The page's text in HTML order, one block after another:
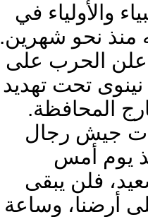
والأولياء في
منذ نحو شهرين.
الحرب على
تحت تهديد
المحافظة.
جيش رجال
يوم أمس
فلن يبقى
أرضنا، وساعة